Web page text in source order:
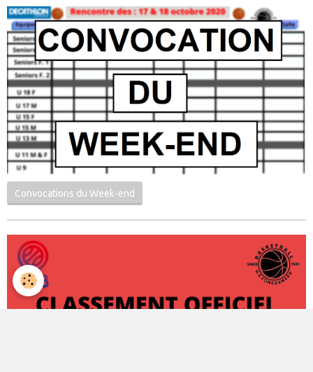
Convocations du Week-end